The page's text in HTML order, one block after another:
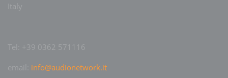
Italy
Tel: +39 0362 571116
email: info@audionetwork.it